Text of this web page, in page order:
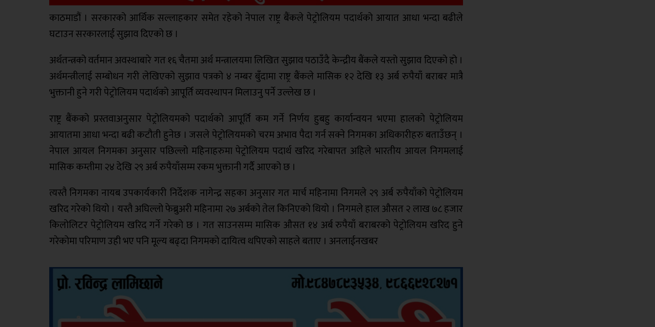
काठमाडौं । सरकारको आर्थिक सल्लाहकार समेत रहेको नेपाल राष्ट्र बैंकले पेट्रोलियम पदार्थको आयात आधा भन्दा बढीले
घटाउन सरकारलाई सुझाव दिएको छ ।
अर्थतन्त्रको वर्तमान अवस्थाबारे गत १६ चैतमा अर्थ मन्त्रालयमा लिखित सुझाव पठाउँदै केन्द्रीय बैंकले यस्तो सुझाव दिएको हो ।
अर्थमन्त्रीलाई सम्बोधन गरी लेखिएको सुझाव पत्रको ४ नम्बर बुँदामा राष्ट्र बैंकले मासिक १२ देखि १३ अर्ब रुपैयाँ बराबर मात्रै
भुक्तानी हुने गरी पेट्रोलियम पदार्थको आपूर्ति व्यवस्थापन मिलाउनु पर्ने उल्लेख छ ।
राष्ट्र बैंकको प्रस्तवाअनुसार पेट्रोलियमको पदार्थको आपूर्ति कम गर्ने निर्णय हुबहु कार्यान्वयन भएमा हालको पेट्रोलियम
आयातमा आधा भन्दा बढी कटौती हुनेछ । जसले पेट्रोलियमको चरम अभाव पैदा गर्न सक्ने निगमका अधिकारीहरु बताउँछन् ।
नेपाल आयल निगमका अनुसार पछिल्लो महिनाहरुमा पेट्रोलियम पदार्थ खरिद गरेबापत अहिले भारतीय आयल निगमलाई
मासिक कम्तीमा २४ देखि २९ अर्ब रुपैयाँसम्म रकम भुक्तानी गर्दै आएको छ ।
त्यस्तै निगमका नायब उपकार्यकारी निर्देशक नागेन्द्र सहका अनुसार गत मार्च महिनामा निगमले २९ अर्ब रुपैयाँको पेट्रोलियम
खरिद गरेको थियो । यस्तै अघिल्लो फेब्रुअरी महिनामा २७ अर्बको तेल किनिएको थियो । निगमले हाल औसत २ लाख ७८ हजार
किलोलिटर पेट्रोलियम खरिद गर्ने गरेको छ । गत साउनसम्म मासिक औसत १४ अर्ब रुपैयाँ बराबरको पेट्रोलियम खरिद हुने
गरेकोमा परिमाण उही भए पनि मूल्य बढ्दा निगमको दायित्व थपिएको साहले बताए । अनलाईनखबर